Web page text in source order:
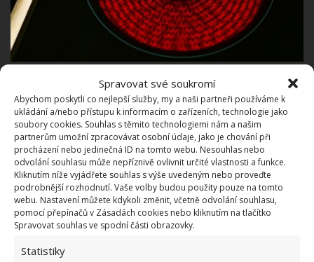
Spravovat své soukromí
Abychom poskytli co nejlepší služby, my a naši partneři používáme k
ukládání a/nebo přístupu k informacím o zařízeních, technologie jako
soubory cookies. Souhlas s těmito technologiemi nám a našim
partnerům umožní zpracovávat osobní údaje, jako je chování při
procházení nebo jedinečná ID na tomto webu. Nesouhlas nebo
odvolání souhlasu může nepříznivě ovlivnit určité vlastnosti a funkce.
Kliknutím níže vyjádřete souhlas s výše uvedeným nebo proveďte
podrobnější rozhodnutí. Vaše volby budou použity pouze na tomto
webu. Nastavení můžete kdykoli změnit, včetně odvolání souhlasu,
pomocí přepínačů v Zásadách cookies nebo kliknutím na tlačítko
Spravovat souhlas ve spodní části obrazovky.
Statistiky
Domácí tipy
Místo finančně nákladných čisticích prostředků
můžete zkusit i tzv. babské rady. Na sklokeramické i
indukční desky se často doporučuje i na zaschlou
špínu použít šťávu z citronu. Šťáva dokáže naleptat
nečistoty a díky tomu se poměrně snadno po nějaké
době působení odstraní. Postup můžete i opakovat,
pokud se vám nepovede nečistoty dostat hned
napoprvé dolů. Podobně působí i ocet.